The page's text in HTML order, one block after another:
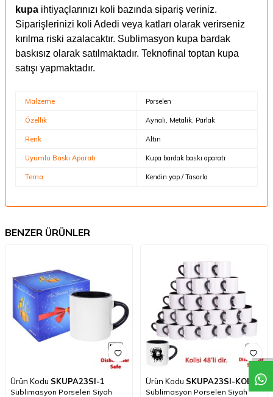
kupa ihtiyaçlarınızı koli bazında sipariş veriniz.
Siparişlerinizi koli Adedi veya katları olarak verirseniz
kırılma riski azalacaktır. Sublimasyon kupa bardak
baskısız olarak satılmaktadır. Teknofinal toptan kupa
satışı yapmaktadır.
Malzeme Porselen
Özellik Aynalı, Metalik, Parlak
Renk Altın
Uyumlu Baskı Aparatı Kupa bardak baskı aparatı
Tema Kendin yap / Tasarla
BENZER ÜRÜNLER
Ürün Kodu SKUPA23SI-1
Süblimasyon Porselen Siyah
Ürün Kodu SKUPA23SI-KOLİ
Süblimasyon Porselen Siyah